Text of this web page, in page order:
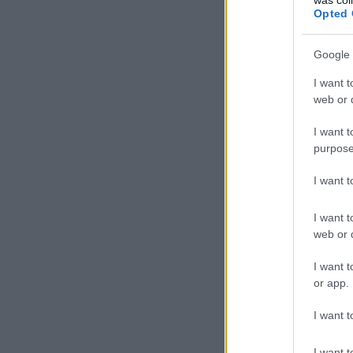
Opted
Google
I want
web or
I want
I want
I want
web or
I want
or app.
I want